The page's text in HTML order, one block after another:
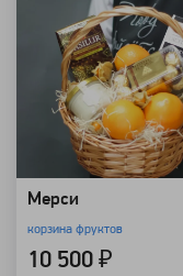
Мерси
корзина фруктов
10 500 ₽